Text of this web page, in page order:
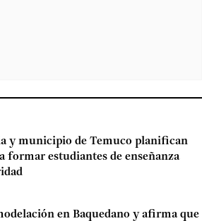
y municipio de Temuco planifican
formar estudiantes de enseñanza
en Baquedano y afirma que